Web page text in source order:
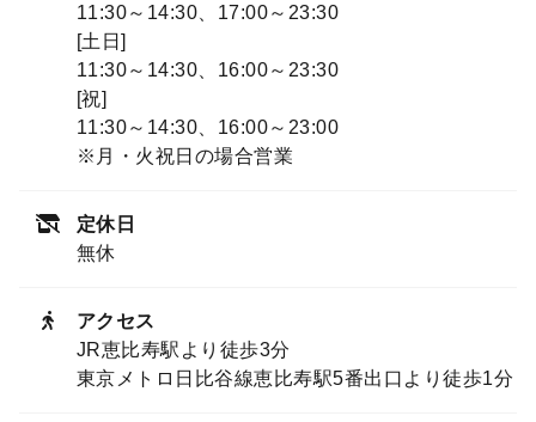
11:30～14:30、17:00～23:30
[土日]
11:30～14:30、16:00～23:30
[祝]
11:30～14:30、16:00～23:00
※月・火祝日の場合営業
定休日
無休
アクセス
JR恵比寿駅より徒歩3分
東京メトロ日比谷線恵比寿駅5番出口より徒歩1分